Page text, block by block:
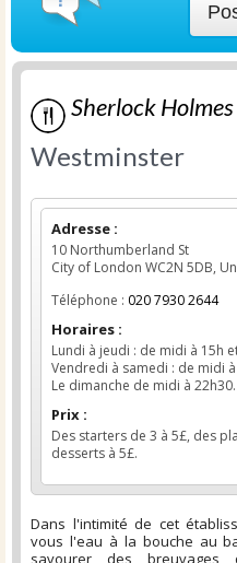
Sherlock
Westminster
Adresse :
10 Northumberland St
City of London WC2N 5DB,
Téléphone : 020 7930 2644
Horaires :
Lundi à jeudi : de midi à 15h
Vendredi à samedi : de midi
Le dimanche de midi à 22h30.
Prix :
Des starters de 3 à 5£, des
desserts à 5£.
Dans l'intimité de cet
vous l'eau à la bouche au
savourer des breuvages